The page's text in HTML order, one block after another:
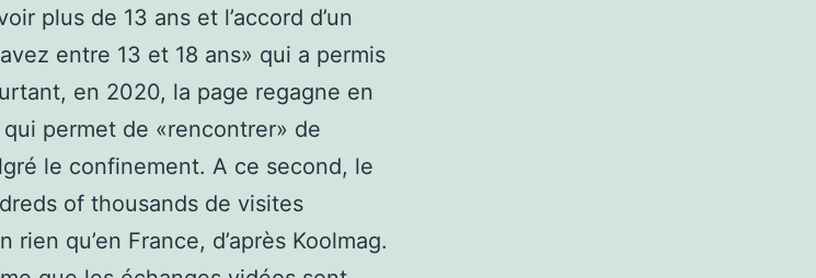
plus de 13 ans et l’accord d’un
entre 13 et 18 ans» qui a permis
en 2020, la page regagne en
permet de «rencontrer» de
le confinement. A ce second, le
of thousands de visites
qu’en France, d’après Koolmag.